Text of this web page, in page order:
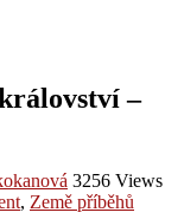
–
3256 Views
, Země příběhů